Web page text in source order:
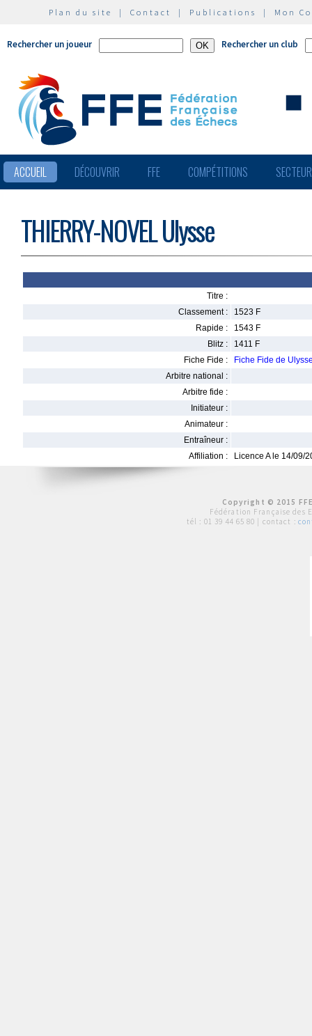
Plan du site | Contact | Publications | Mon
Rechercher un joueur Rechercher un club
ACCUEIL DÉCOUVRIR FFE COMPÉTITIONS
THIERRY-NOVEL Ulysse
Titre :
Classement :
1523 F
Rapide :
1543 F
Blitz :
1411 F
Fiche Fide :
Fiche Fide de
Arbitre national :
Arbitre fide :
Initiateur :
Animateur :
Entraîneur :
Affiliation :
Licence A le 14/09/
Copyright © 2015
Fédération Française des
tél : 01 39 44 65 80 | contact :